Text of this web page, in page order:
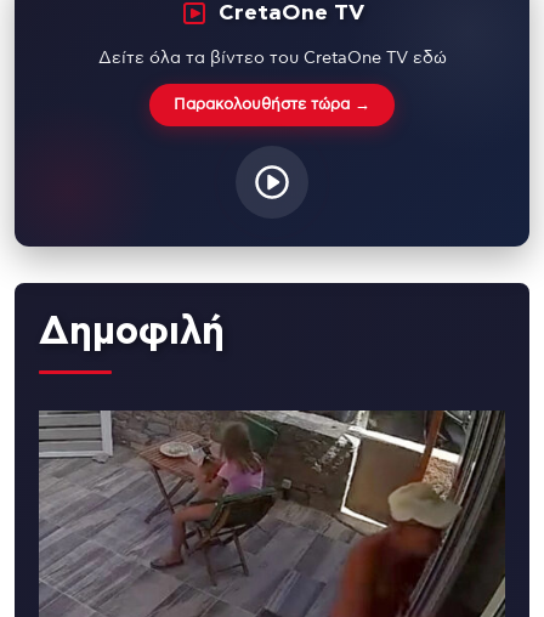
CretaOne TV
Δείτε όλα τα βίντεο του CretaOne TV εδώ
Παρακολουθήστε τώρα →
Δημοφιλή